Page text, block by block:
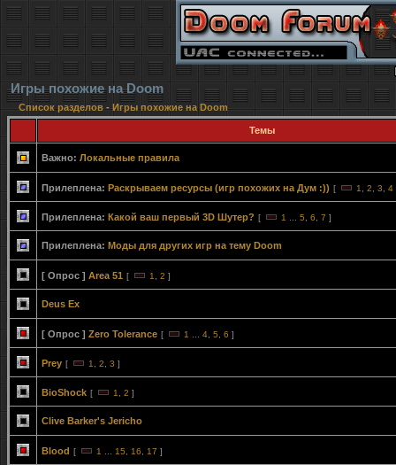
Игры похожие на Doom
Список разделов - Игры похожие на Doom
Темы
Важно: Локальные правила
Прилеплена: Раскрываем ресурсы (игр похожих на Дум :)) [ 1 2 3 4
Прилеплена: Какой ваш первый 3D Шутер? [ 1 5 6 7 ]
Прилеплена: Моды для других игр на тему Doom
[ Опрос ] Area 51 [ 1 2 ]
Deus Ex
[ Опрос ] Zero Tolerance [ 1 4 5 6 ]
Prey [ 1 2 3 ]
BioShock [ 1 2 ]
Clive Barker's Jericho
Blood [ 1 15 16 17 ]